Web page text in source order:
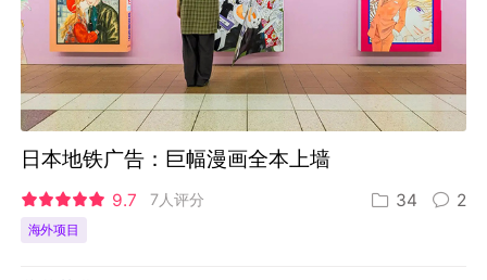
日本地铁广告：巨幅漫画全本上墙
9.7 7人评分 34 2
海外项目